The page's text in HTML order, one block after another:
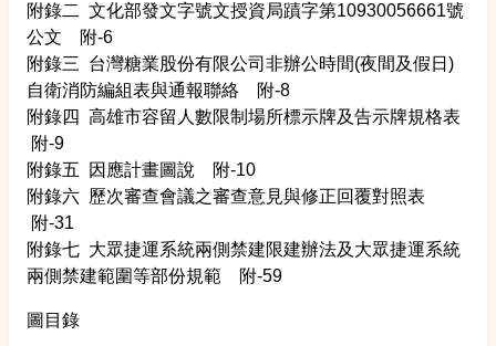
附錄二 文化部發文字號文授資局蹟字第10930056661號
公文 附-6
附錄三 台灣糖業股份有限公司非辦公時間(夜間及假日)
自衛消防編組表與通報聯絡 附-8
附錄四 高雄市容留人數限制場所標示牌及告示牌規格表
附-9
附錄五 因應計畫圖說 附-10
附錄六 歷次審查會議之審查意見與修正回覆對照表
附-31
附錄七 大眾捷運系統兩側禁建限建辦法及大眾捷運系統
兩側禁建範圍等部份規範 附-59
圖目錄